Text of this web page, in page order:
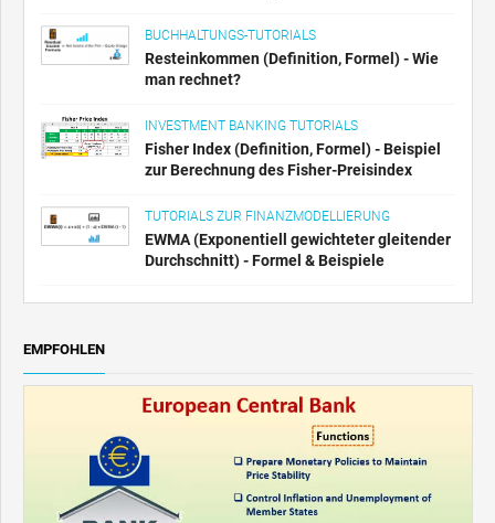
BUCHHALTUNGS-TUTORIALS
Resteinkommen (Definition, Formel) - Wie
man rechnet?
INVESTMENT BANKING TUTORIALS
Fisher Index (Definition, Formel) - Beispiel
zur Berechnung des Fisher-Preisindex
TUTORIALS ZUR FINANZMODELLIERUNG
EWMA (Exponentiell gewichteter gleitender
Durchschnitt) - Formel & Beispiele
EMPFOHLEN